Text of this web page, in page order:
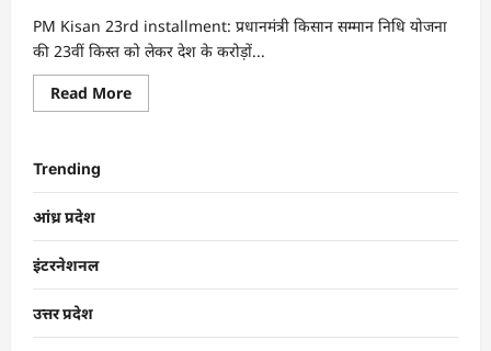
PM Kisan 23rd installment: प्रधानमंत्री किसान सम्मान निधि योजना
की 23वीं किस्त को लेकर देश के करोड़ों...
Read More
Trending
आंध्र प्रदेश
इंटरनेशनल
उत्तर प्रदेश